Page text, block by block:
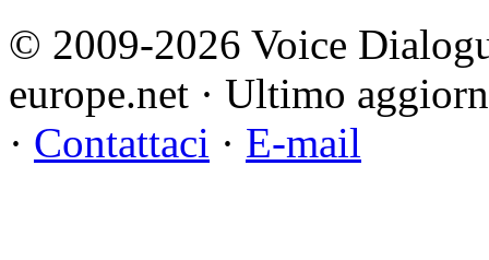
© 2009-2026 Voice
europe.net · Ultimo
· Contattaci · E-mail